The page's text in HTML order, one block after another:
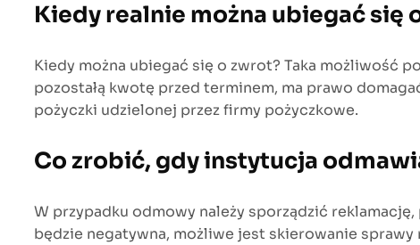
Kiedy realnie można ubiegać się
Kiedy można ubiegać się o zwrot? Taka możliwość
pozostałą kwotę przed terminem, ma prawo
pożyczki udzielonej przez firmy pożyczkowe.
Co zrobić, gdy instytucja
W przypadku odmowy należy sporządzić
będzie negatywna, możliwe jest skierowanie